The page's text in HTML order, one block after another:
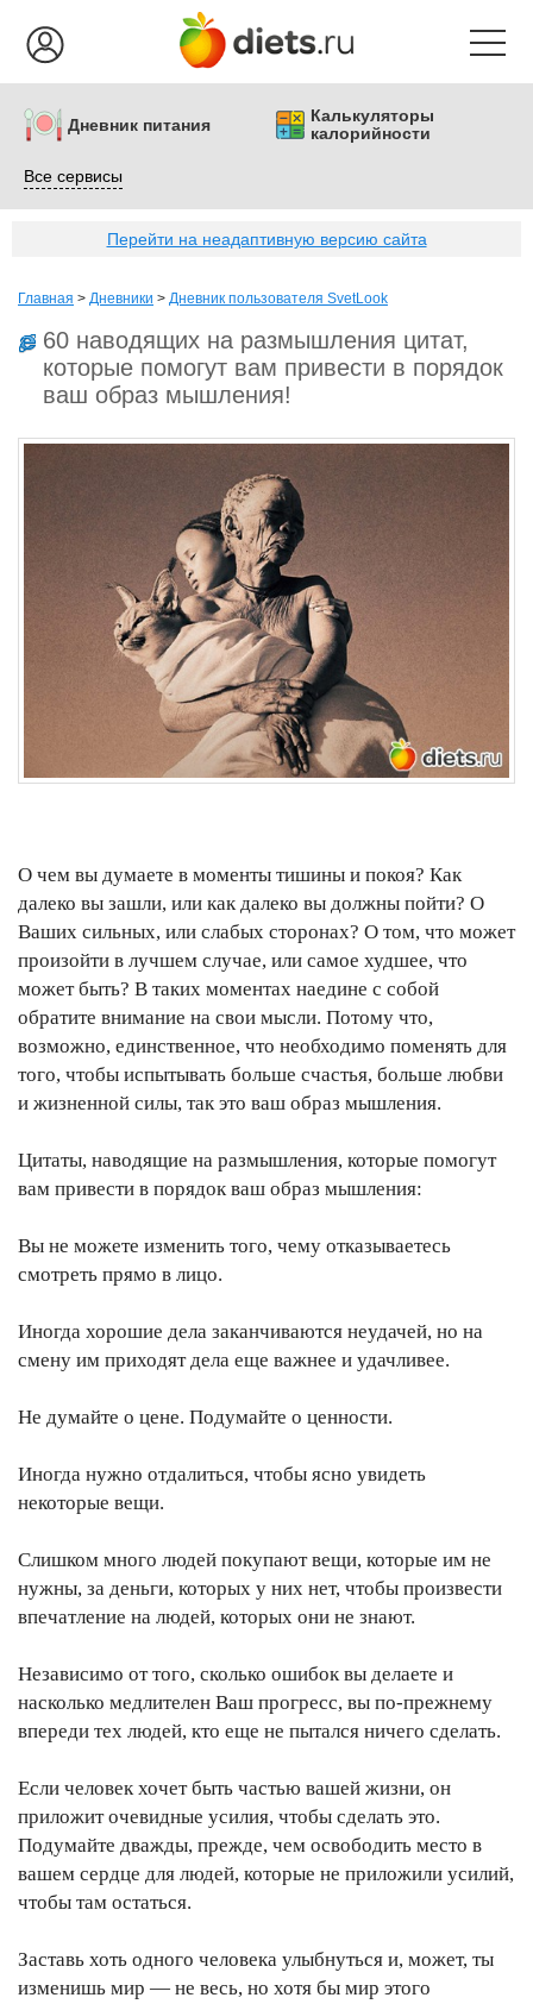
Дневник питания
Калькуляторы
калорийности
Все сервисы
Перейти на неадаптивную версию сайта
Главная > Дневники > Дневник пользователя SvetLook
60 наводящих на размышления цитат,
которые помогут вам привести в порядок
ваш образ мышления!
О чем вы думаете в моменты тишины и покоя? Как
далеко вы зашли, или как далеко вы должны пойти? О
Ваших сильных, или слабых сторонах? О том, что может
произойти в лучшем случае, или самое худшее, что
может быть? В таких моментах наедине с собой
обратите внимание на свои мысли. Потому что,
возможно, единственное, что необходимо поменять для
того, чтобы испытывать больше счастья, больше любви
и жизненной силы, так это ваш образ мышления.
Цитаты, наводящие на размышления, которые помогут
вам привести в порядок ваш образ мышления:
Вы не можете изменить того, чему отказываетесь
смотреть прямо в лицо.
Иногда хорошие дела заканчиваются неудачей, но на
смену им приходят дела еще важнее и удачливее.
Не думайте о цене. Подумайте о ценности.
Иногда нужно отдалиться, чтобы ясно увидеть
некоторые вещи.
Слишком много людей покупают вещи, которые им не
нужны, за деньги, которых у них нет, чтобы произвести
впечатление на людей, которых они не знают.
Независимо от того, сколько ошибок вы делаете и
насколько медлителен Ваш прогресс, вы по-прежнему
впереди тех людей, кто еще не пытался ничего сделать.
Если человек хочет быть частью вашей жизни, он
приложит очевидные усилия, чтобы сделать это.
Подумайте дважды, прежде, чем освободить место в
вашем сердце для людей, которые не приложили усилий,
чтобы там остаться.
Заставь хоть одного человека улыбнуться и, может, ты
изменишь мир — не весь, но хотя бы мир этого